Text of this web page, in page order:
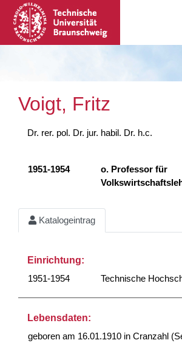
Voigt, Fritz
Dr. rer. pol. Dr. jur. habil. Dr. h.c.
1951-1954
o. Professor für
Katalogeintrag
Einrichtung:
1951-1954
Technische
Lebensdaten:
geboren am 16.01.1910 in Cranzahl